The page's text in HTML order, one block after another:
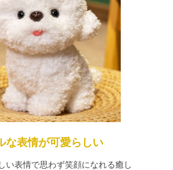
な表情が可愛らしい
い表情で思わず笑顔になれる癒し